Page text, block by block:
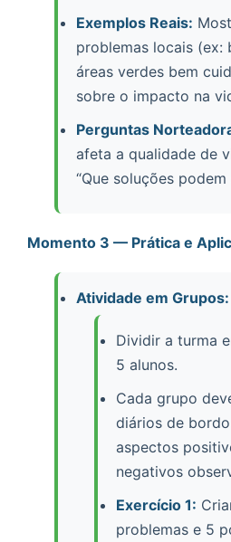
Exemplos Reais:
problemas locais (ex:
áreas verdes bem
sobre o impacto na
Perguntas
afeta a qualidade de
“Que soluções podem
Momento 3 — Prática e
Atividade em Grupos:
Dividir a turma
5 alunos.
Cada grupo
diários de
aspectos
negativos
Exercício 1:
problemas e 5